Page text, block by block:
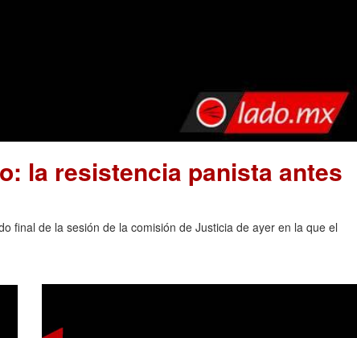
la resistencia panista antes
final de la sesión de la comisión de Justicia de ayer en la que el